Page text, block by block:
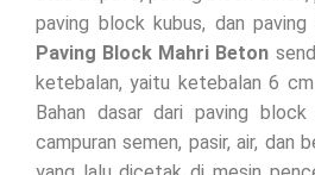
paving block kubus, dan paving
Paving Block Mahri Beton
ketebalan, yaitu ketebalan 6
Bahan dasar dari paving block
campuran semen, pasir, air, dan